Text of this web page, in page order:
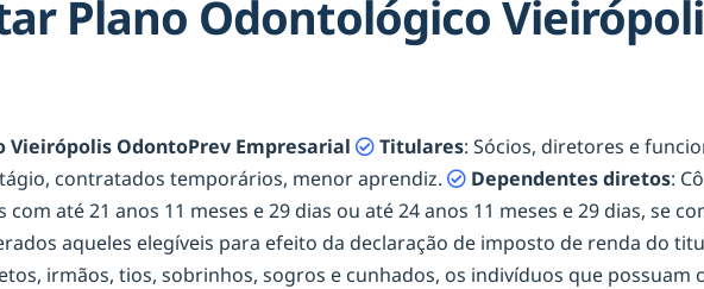
Plano Odontológico
Vieirópolis OdontoPrev Empresarial Titulares: Sócios, diretores e
contratados temporários, menor aprendiz.
Dependentes diretos:
até 21 anos 11 meses e 29 dias ou até 24 anos 11 meses e 29 dias, se
aqueles elegíveis para efeito da declaração de imposto de renda do
irmãos, tios, sobrinhos, sogros e cunhados, os indivíduos que